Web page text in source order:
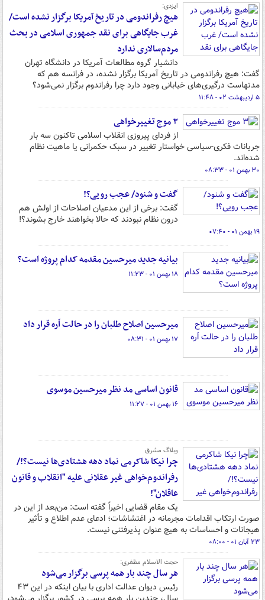
ایزدی:‌
هیچ رفراندومی در تاریخ آمریکا برگزار نشده است/
غرب جایگاهی برای نقد جمهوری اسلامی در بحث
مردم‌سالاری ندارد
دانشیار گروه مطالعات آمریکا در دانشگاه تهران
گفت: هیچ رفراندومی در تاریخ آمریکا برگزار نشده، در فرانسه هم که
مدتهاست درگیری‌های خیابانی وجود دارد چرا رفراندوم برگزار نمی‌شود؟
۵ اردیبهشت ۰۲ - ۱۱:۴۸
۳ موج تغییرخواهی
از فردای پیروزی انقلاب اسلامی تاکنون سه بار
جریانات فکری-سیاسی خواستار تغییر در سبک حکمرانی یا ماهیت نظام
شده‌اند.
۳۰ بهمن ۰۱ - ۰۸:۳۳
گفت و شنود/ عجب رویی؟!
گفت: برخی از این مدعیان اصلاحات از اولش هم
درون نظام نبودند که حالا بخواهند خارج بشوند؟!
۱۹ بهمن ۰۱ - ۰۷:۴۰
بیانیه جدید میرحسین مقدمه کدام پروژه است؟
۱۸ بهمن ۰۱ - ۱۱:۲۳
میرحسین اصلاح طلبان را در حالت اَره قرار داد
۱۷ بهمن ۰۱ - ۰۸:۳۱
قانون اساسی مد نظر میرحسین موسوی
۱۶ بهمن ۰۱ - ۱۱:۲۷
وبلاگ مشرق
چرا نیکا شاکرمی نماد دهه هشتادی‌ها نیست؟!/
رفراندوم‌خواهی غیر عقلانی علیه "انقلاب و قانون
عاقلان"!
یک مقام قضایی اخیراً گفته است: من‌بعد از این در
صورت ارتکاب اقدامات مجرمانه در اغتشاشات؛ ادعای عدم اطلاع و تأثیر
هیجانات و احساسات به هیچ عنوان پذیرفتنی نیست.
۲۳ آبان ۰۱ - ۰۸:۰۰
حجت الاسلام مظفری:
هر سال چند بار همه پرسی برگزار می‌شود
رئیس دیوان عدالت اداری با بیان اینکه در این ۴۳